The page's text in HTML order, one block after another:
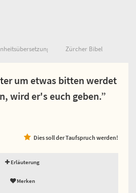
Zürcher Bibel
um etwas bitten werdet
wird er's euch geben.”
Dies soll der Taufspruch werden!
Erläuterung
Merken